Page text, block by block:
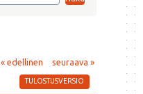
« edellinen seuraava »
TULOSTUSVERSIO